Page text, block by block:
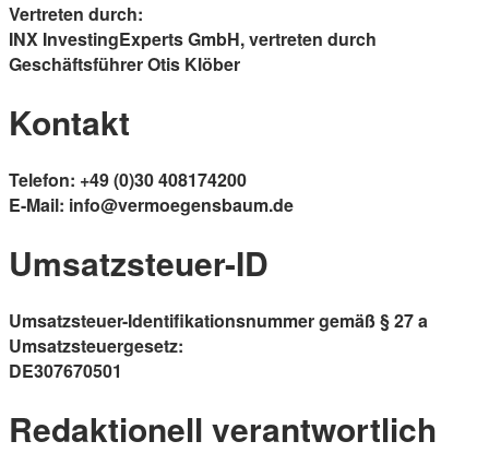
Vertreten durch:
INX InvestingExperts GmbH, vertreten durch
Geschäftsführer Otis Klöber
Kontakt
Telefon: +49 (0)30 408174200
E-Mail: info@vermoegensbaum.de
Umsatzsteuer-ID
Umsatzsteuer-Identifikationsnummer gemäß § 27 a
Umsatzsteuergesetz:
DE307670501
Redaktionell verantwortlich